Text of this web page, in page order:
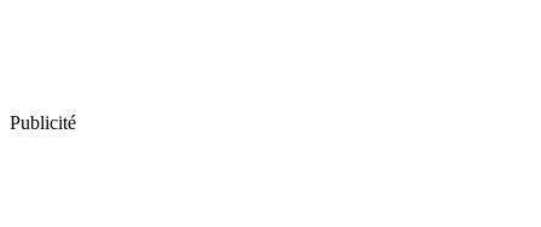
Publicité